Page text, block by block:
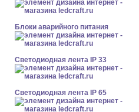
Блоки аварийного питания
Светодиодная лента IP 33
Светодиодная лента IP 65